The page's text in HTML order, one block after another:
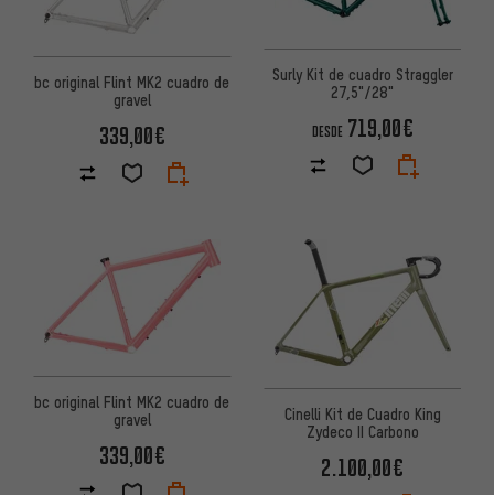
bc original Flint MK2 cuadro de
gravel
339,00€
Surly Kit de cuadro Straggler
27,5"/28"
DESDE 719,00€
bc original Flint MK2 cuadro de
gravel
339,00€
Cinelli Kit de Cuadro King
Zydeco II Carbono
2.100,00€